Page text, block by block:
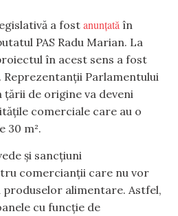
a fostanunțată în
PAS Radu Marian. La
în acest sens a fost
Parlamentului
țării de origine va deveni
comerciale care au o
30 m².
și sancțiuni
comercianții care nu vor
produselor alimentare. Astfel,
cu funcție de